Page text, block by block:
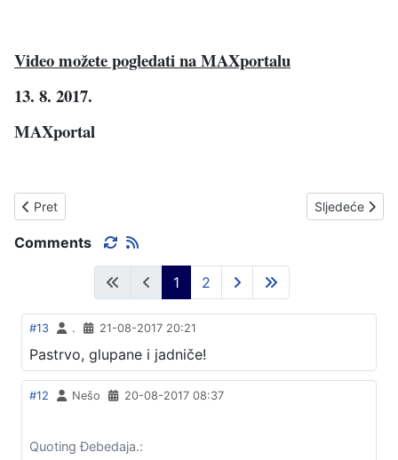
Video možete pogledati na MAXportalu
13. 8. 2017.
MAXportal
Prethodni članak: VRIJEME AMBROZIJE
Pret Sljedeći
Sljedeće
Comments
1 2
#13 . 21-08-2017 20:21
Pastrvo, glupane i jadniče!
#12 Nešo 20-08-2017 08:37
Quoting Đebedaja.: